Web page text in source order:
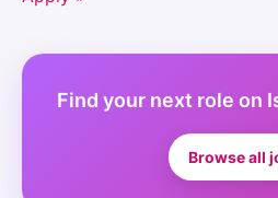
Find your next role on
Browse all